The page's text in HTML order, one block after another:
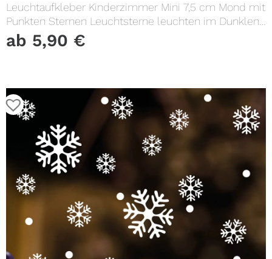
Leuchtaufkleber Kinderzimmer Mini 7,5 cm Mond mit
Punkten Sternen Leuchtsterne leuchten im Dunklen
Lichtschalter
ab 5,90 €